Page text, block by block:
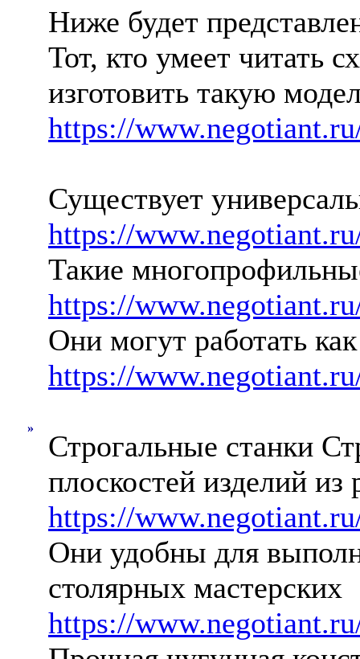
»
Ниже будет
Тот, кто умеет читать
изготовить такую
https://
Существует
https://
Такие
https://
Они могут работать
https://
Строгальные станки
плоскостей изделий
https://
Они удобны для
столярных мастерских
https://